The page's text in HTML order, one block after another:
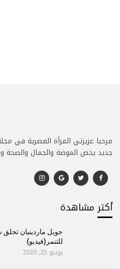
مرحبا عزيزتي المرأة العصرية في
جديد يخص الموضة والجمال والصحة
أكتر مشاهدة
جويل ماردينيان تحلق
للتنمر(فيديو)
يونيو 25, 2020